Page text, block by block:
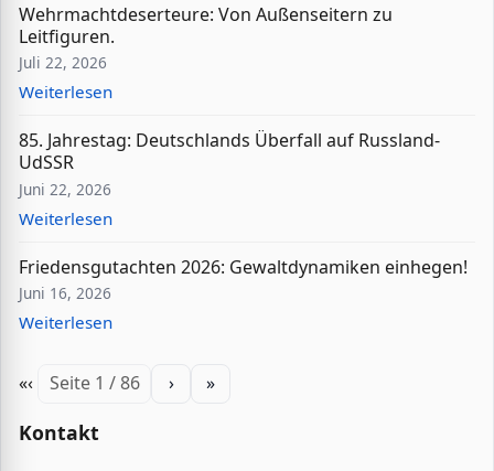
Wehrmachtdeserteure: Von Außenseitern zu
Leitfiguren.
Juli 22, 2026
Weiterlesen
85. Jahrestag: Deutschlands Überfall auf Russland-
UdSSR
Juni 22, 2026
Weiterlesen
Friedensgutachten 2026: Gewaltdynamiken einhegen!
Juni 16, 2026
Weiterlesen
«‹ Seite 1 / 86 › »
Kontakt